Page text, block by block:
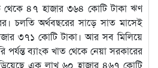
থেকে ৪৭ হাজার ৩৬৪ কোটি টাকা ঋণ
চলতি অর্থবছরের সাড়ে সাত মাসেই
৩৭১ কোটি টাকা। আর সব মিলিয়ে
পর্যন্ত ব্যাংক খাত থেকে নেয়া সরকারের
এক লাখ ৬০ হাজার ৪৬৭ কোটি